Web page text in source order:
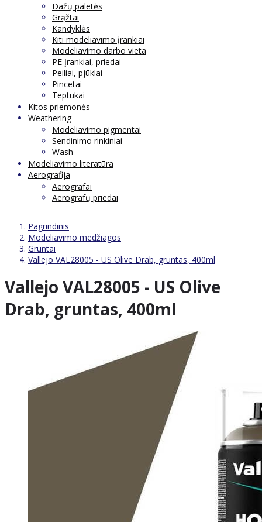
Dažų paletės
Grąžtai
Kandyklės
Kiti modeliavimo įrankiai
Modeliavimo darbo vieta
PE Įrankiai, priedai
Peiliai, pjūklai
Pincetai
Teptukai
Kitos priemonės
Weathering
Modeliavimo pigmentai
Sendinimo rinkiniai
Wash
Modeliavimo literatūra
Aerografija
Aerografai
Aerografų priedai
Pagrindinis
Modeliavimo medžiagos
Gruntai
Vallejo VAL28005 - US Olive Drab, gruntas, 400ml
Vallejo VAL28005 - US Olive
Drab, gruntas, 400ml